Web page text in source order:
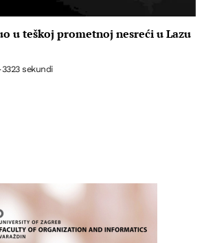
u teškoj prometnoj nesreći u Lazu
sekundi